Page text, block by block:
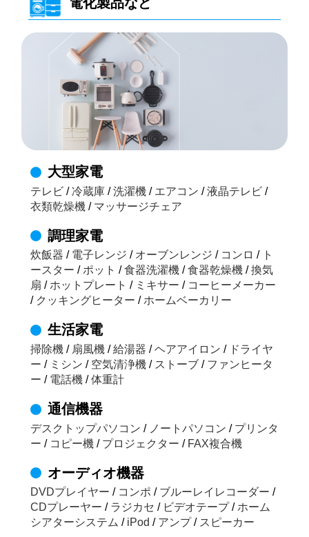
大型家電
テレビ/冷蔵庫/洗濯機/ エアコン /液晶テレビ/
衣類乾燥機/ マッサージチェア
調理家電
炊飯器 / 電子レンジ / オーブンレンジ / コンロ / ト
ースター / ポット /食器洗濯機/食器乾燥機/換気
扇 / ホットプレート / ミキサー / コーヒーメーカー
/ クッキングヒーター / ホームベーカリー
生活家電
掃除機/ 扇風機/給湯器 /ヘアアイロン / ドライヤ
ー / ミシン / 空気清浄機/ ストーブ/ ファンヒータ
ー / 電話機/体重計
通信機器
デスクトップパソコン / ノートパソコン / プリンタ
ー / コピー機/ プロジェクター / FAX複合機
オーディオ機器
DVDプレイヤー / コンポ / ブルーレイレコーダー /
CDプレーヤー / ラジカセ / ビデオテープ/ ホーム
シアターシステム / iPod / アンプ/ スピーカー